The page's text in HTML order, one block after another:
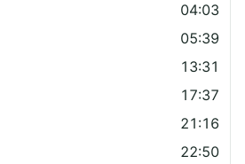
04:03
05:39
13:31
17:37
21:16
22:50